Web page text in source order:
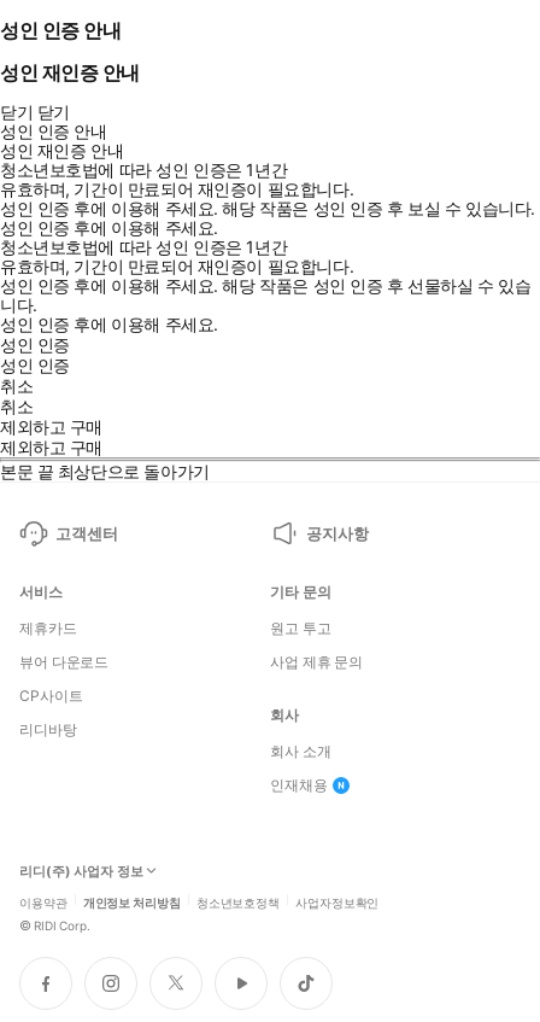
성인 인증 안내
성인 재인증 안내
닫기 닫기
성인 인증 안내
성인 재인증 안내
청소년보호법에 따라 성인 인증은 1년간
유효하며, 기간이 만료되어 재인증이 필요합니다.
성인 인증 후에 이용해 주세요.해당 작품은 성인 인증 후 보실 수 있습니다.
성인 인증 후에 이용해 주세요.
청소년보호법에 따라 성인 인증은 1년간
유효하며, 기간이 만료되어 재인증이 필요합니다.
성인 인증 후에 이용해 주세요.해당 작품은 성인 인증 후 선물하실 수 있습
니다.
성인 인증 후에 이용해 주세요.
성인 인증
성인 인증
취소
취소
제외하고 구매
제외하고 구매
본문 끝 최상단으로 돌아가기
고객센터 공지사항
서비스
제휴카드
뷰어 다운로드
CP사이트
리디바탕
기타 문의
원고 투고
사업 제휴 문의
회사
회사 소개
인재채용
리디(주) 사업자 정보
이용약관 개인정보 처리방침 청소년보호정책 사업자정보확인
© RIDI Corp.
페
이
인
스
트
위
유
튜
틱
톡